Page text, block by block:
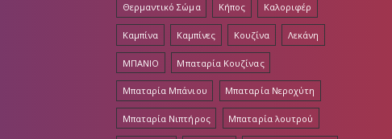
Θερμαντικό Σώμα Κήπος Καλοριφέρ
Καμπίνα Καμπίνες Κουζίνα Λεκάνη
ΜΠΑΝΙΟ Μπαταρία Κουζίνας
Μπαταρία Μπάνιου Μπαταρία Νεροχύτη
Μπαταρία Νιπτήρος Μπαταρία λουτρού